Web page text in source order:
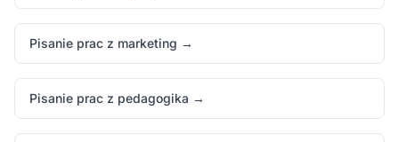
Pisanie prac z marketing →
Pisanie prac z pedagogika →